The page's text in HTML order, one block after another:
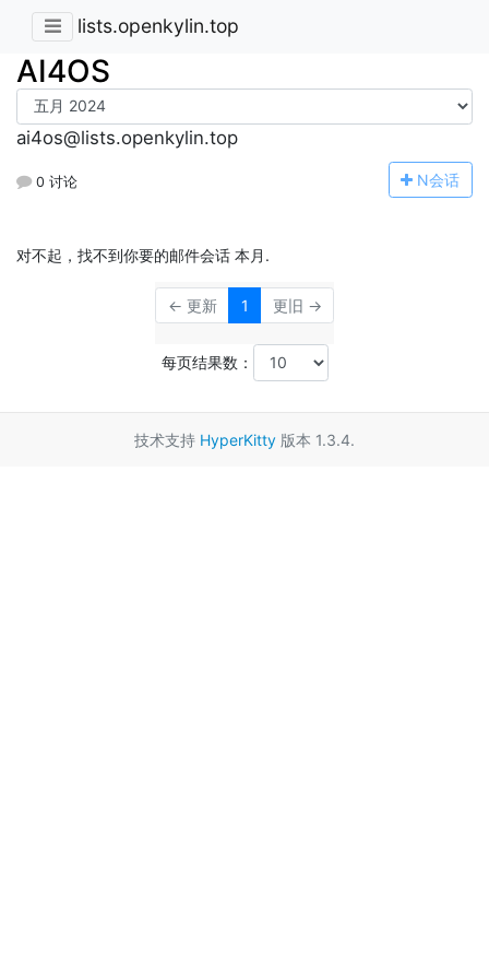
lists.openkylin.top
AI4OS
ai4os@lists.openkylin.top
0 讨论 N会话
对不起，找不到你要的邮件会话 本月.
← 更新 1 更旧 →
每页结果数：
技术支持 HyperKitty 版本 1.3.4.